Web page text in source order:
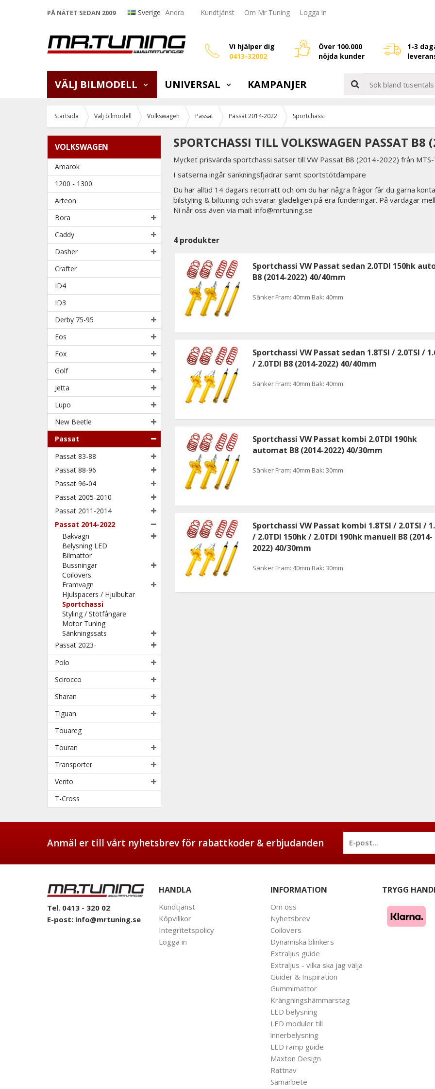
PÅ NÄTET SEDAN 2009 Sverige Ändra Kundtjänst Om Mr Tuning Logga in
Vi hjälper dig
0413-32002
Över 100.000
nöjda kunder
1-3
VÄLJ BILMODELL UNIVERSAL KAMPANJER
Startsida Välj bilmodell Volkswagen Passat Passat 2014-2022 Sportchassi
VOLKSWAGEN
Amarok
1200 - 1300
Arteon
Bora
Caddy
Dasher
Crafter
ID4
ID3
Derby 75-95
Eos
Fox
Golf
Jetta
Lupo
New Beetle
Passat
Passat 83-88
Passat 88-96
Passat 96-04
Passat 2005-2010
Passat 2011-2014
Passat 2014-2022
Bakvagn
Belysning LED
Bilmattor
Bussningar
Coilovers
Framvagn
Hjulspacers / Hjulbultar
Sportchassi
Styling / Stötfångare
Motor Tuning
Sänkningssats
Passat 2023-
Polo
Scirocco
Sharan
Tiguan
Touareg
Touran
Transporter
Vento
T-Cross
SPORTCHASSI TILL VOLKSWAGEN PASSAT B8
Mycket prisvärda sportchassi satser till VW Passat B8 (2014-2022) från MTS-
I satserna ingår sänkningsfjädrar samt sportstötdämpare
Du har alltid 14 dagars returrätt och om du har några frågor får du gärna
bilstyling & biltuning och svarar gladeligen på era funderingar. På vardagar
Ni når oss även via mail: info@mrtuning.se
4produkter
Sportchassi VW Passat sedan 2.0TDI 150hk
B8 (2014-2022) 40/40mm
Sänker Fram: 40mm Bak: 40mm
Sportchassi VW Passat sedan 1.8TSI / 2.0TSI /
/ 2.0TDI B8 (2014-2022) 40/40mm
Sänker Fram: 40mm Bak: 40mm
Sportchassi VW Passat kombi 2.0TDI 190hk
automat B8 (2014-2022) 40/30mm
Sänker Fram: 40mm Bak: 30mm
Sportchassi VW Passat kombi 1.8TSI / 2.0TSI /
/ 2.0TDI 150hk / 2.0TDI 190hk manuell B8 (2014-
2022) 40/30mm
Sänker Fram: 40mm Bak: 30mm
Anmäl er till vårt nyhetsbrev för rabattkoder & erbjudanden
Tel. 0413 - 320 02
E-post: info@mrtuning.se
HANDLA
Kundtjänst
Köpvillkor
Integritetspolicy
Logga in
INFORMATION
Om oss
Nyhetsbrev
Coilovers
Dynamiska blinkers
Extraljus guide
Extraljus - vilka ska jag välja
Guider & Inspiration
Gummimattor
Krängningshämmarstag
LED belysning
LED moduler till
innerbelysning
LED ramp guide
Maxton Design
Rattnav
Samarbete
TRYGG